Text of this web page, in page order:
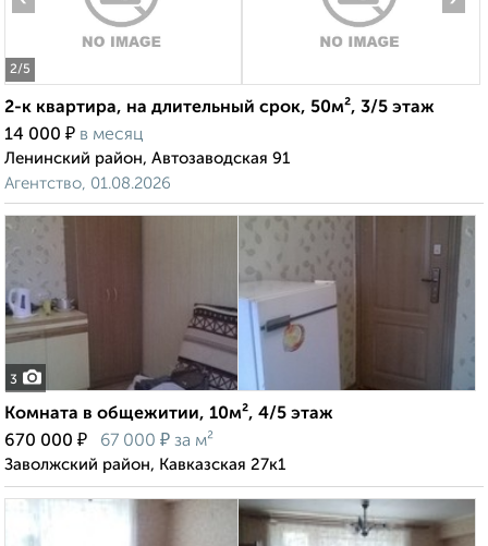
2/5
2-к квартира, на длительный срок, 50м², 3/5 этаж
14 000 ₽ в месяц
Ленинский район, Автозаводская 91
Агентство, 01.08.2026
3
Комната в общежитии, 10м², 4/5 этаж
670 000 ₽ 67 000 ₽ за м²
Заволжский район, Кавказская 27к1